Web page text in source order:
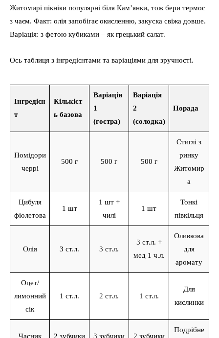
Житомирі пікніки популярні біля Кам’янки, тож бери термос
з чаєм. Факт: олія запобігає окисленню, закуска свіжа довше.
Варіація: з фетою кубиками – як грецький салат.
Ось таблиця з інгредієнтами та варіаціями для зручності.
Інгредієн
т
Кількіст
ь базова
Варіація
1
(гостра)
Варіація
2
(солодка)
Порада
Помідори
черрі
500 г 500 г 500 г
Стиглі з
ринку
Житомир
а
Цибуля
фіолетова
1 шт
1 шт +
чилі
1 шт
Тонкі
півкільця
Олія 3 ст.л. 3 ст.л.
3 ст.л. +
мед 1 ч.л.
Оливкова
для
аромату
Оцет/
лимонний
сік
1 ст.л. 2 ст.л. 1 ст.л.
Для
кислинки
Часник 2 зубчики 3 зубчики 2 зубчики
Подрібне